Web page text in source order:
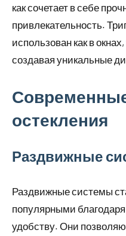
как сочетает в себе
привлекательность.
использован как в
создавая уникальные
остекления
Раздвижные
Раздвижные системы
популярными
удобству. Они